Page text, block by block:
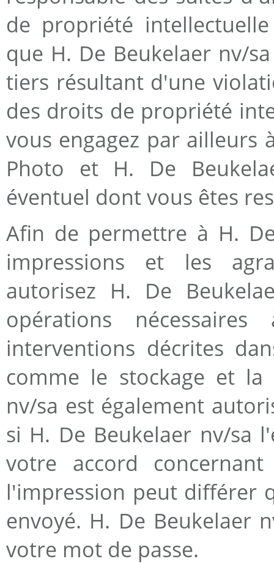
de propriété
que H. De Beukelaer nv/
tiers résultant d'une
des droits de propriété
vous engagez par ailleurs
Photo et H. De
éventuel dont vous êtes
Afin de permettre à H.
impressions et les
autorisez H. De
opérations
interventions décrites
comme le stockage et
nv/sa est également
si H. De Beukelaer nv/sa
votre accord
l'impression peut différer
envoyé. H. De Beukelaer
votre mot de passe.